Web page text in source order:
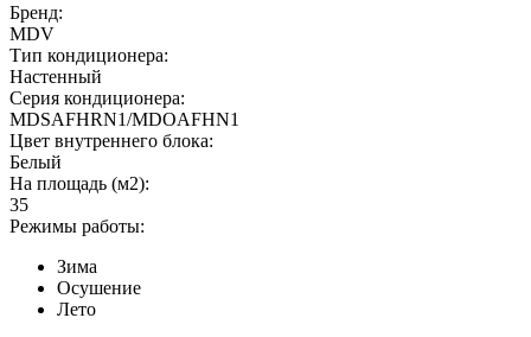
Бренд:
MDV
Тип кондиционера:
Настенный
Серия кондиционера:
MDSAFHRN1/MDOAFHN1
Цвет внутреннего блока:
Белый
На площадь (м2):
35
Режимы работы:
Зима
Осушение
Лето